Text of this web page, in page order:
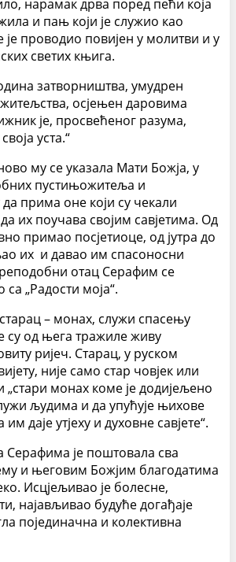
нарамак дрва поред пећи која
и пањ који је служио као
је проводио повијен у молитви и у
светих књига.
затворништва, умудрен
осјењен даровима
је, просвећеног разума,
уста.“
му се указала Мати Божја, у
пустињожитеља и
прима оне који су чекали
их поучава својим савјетима. Од
примао посјетиоце, од јутра до
их и давао им спасоносни
отац Серафим се
„Радости моја“.
– монах, служи спасењу
су од њега тражиле живу
ријеч. Старац, у руском
није само стар човјек или
монах коме је додијељено
људима и да упућује њихове
даје утјеху и духовне савјете“.
Серафима је поштовала сва
и његовим Божјим благодатима
Исцјељивао је болесне,
најављивао будуће догађаје
појединачна и колективна